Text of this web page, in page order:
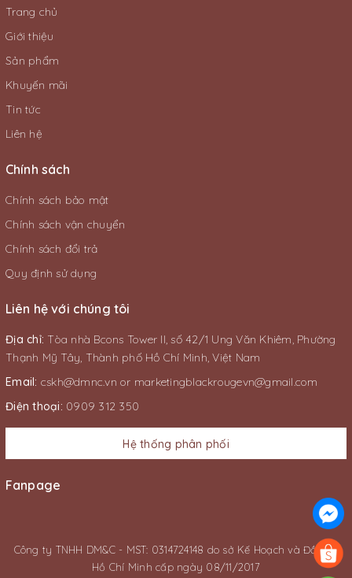
Trang chủ
Giới thiệu
Sản phẩm
Khuyến mãi
Tin tức
Liên hệ
Chính sách
Chính sách bảo mật
Chính sách vận chuyển
Chính sách đổi trả
Quy định sử dụng
Liên hệ với chúng tôi
Địa chỉ: Tòa nhà Bcons Tower II, số 42/1 Ung Văn Khiêm, Phường
Thạnh Mỹ Tây, Thành phố Hồ Chí Minh, Việt Nam
Email: cskh@dmnc.vn or marketingblackrougevn@gmail.com
Điện thoại: 0909 312 350
Hệ thống phân phối
Công ty TNHH DM&C - MST: 0314724148 do sở Kế Hoạch và Đầu Tư
Hồ Chí Minh cấp ngày 08/11/2017
Fanpage